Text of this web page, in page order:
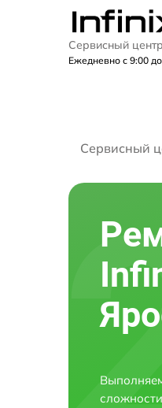
Сервисный
Ежедневно с 9:00
Сервисный